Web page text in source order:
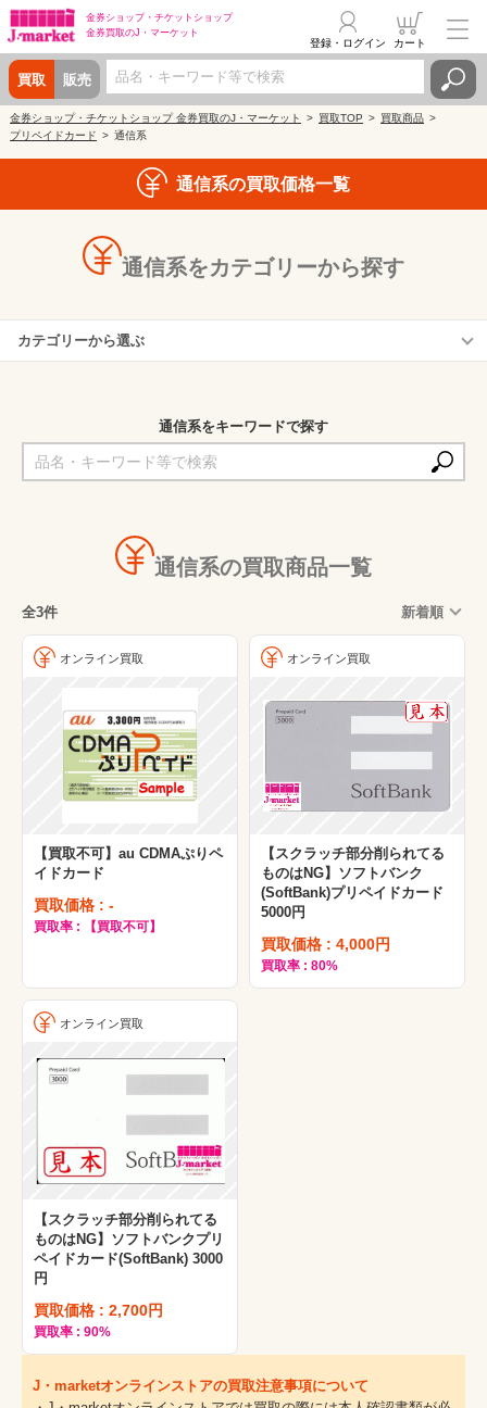
金券ショップ・ チケットショップ
金券買取のJ・マーケット
買取 販売
登録・ログイン カート
金券ショップ・チケットショップ 金券買取のJ・マーケット 買取TOP
買取商品
プリペイドカード
通信系
通信系の買取価格一覧
通信系をカテゴリーから探す
カテゴリーから選ぶ
通信系をキーワードで探す
通信系の買取商品一覧
全3件 新着順
オンライン買取
【買取不可】au CDMAぷりペ
イドカード
買取価格 : -
買取率 : 【買取不可】
オンライン買取
【スクラッチ部分削られてる
ものはNG】ソフトバンク
(SoftBank)プリペイドカード
5000円
買取価格 : 4,000円
買取率 : 80%
オンライン買取
【スクラッチ部分削られてる
ものはNG】ソフトバンクプリ
ペイドカード(SoftBank) 3000
円
買取価格 : 2,700円
買取率 : 90%
J・marketオンラインストアの買取注意事項について